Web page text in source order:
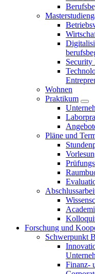
Security
Wohnen
Praktikum
Pläne und
Forschung und
Schwerpunkt
Finanz-